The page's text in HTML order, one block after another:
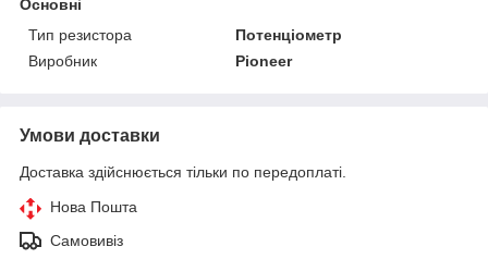
Основні
Тип резистора
Потенціометр
Виробник
Pioneer
Умови доставки
Доставка здійснюється тільки по передоплаті.
Нова Пошта
Самовивіз